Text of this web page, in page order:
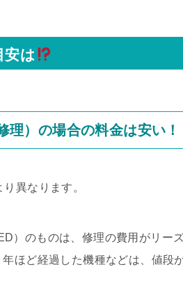
安は
理）の場合の料金は安い！
異なります。
）のものは、修理の費用がリー
ほど経過した機種などは、値段